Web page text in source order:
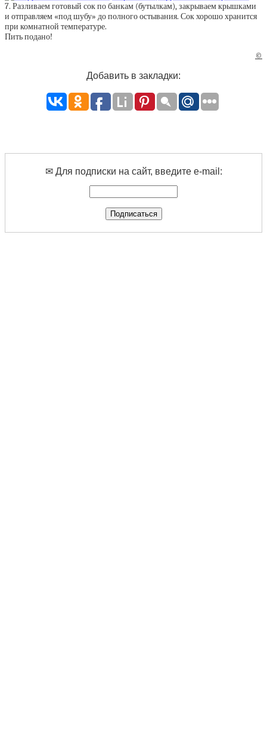
7. Разливаем готовый сок по банкам (бутылкам), закрываем крышками
и отправляем «под шубу» до полного остывания. Сок хорошо хранится
при комнатной температуре.
Пить подано!
©
Добавить в закладки:
✉ Для подписки на сайт, введите e-mail: